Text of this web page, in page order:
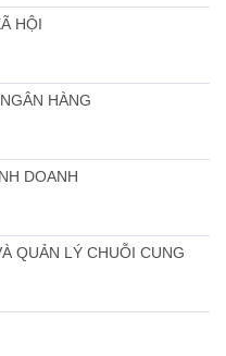
HỘI
HÀNG
DOANH
QUẢN LÝ CHUỖI CUNG